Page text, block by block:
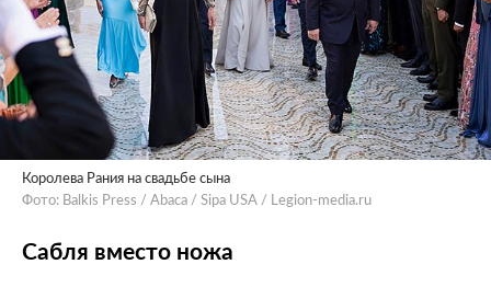
Королева Рания на свадьбе сына
Фото: Balkis Press / Abaca / Sipa USA / Legion-media.ru
Сабля вместо ножа